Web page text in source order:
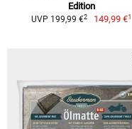
Edition
UVP 199,99 €2 149,99 €1